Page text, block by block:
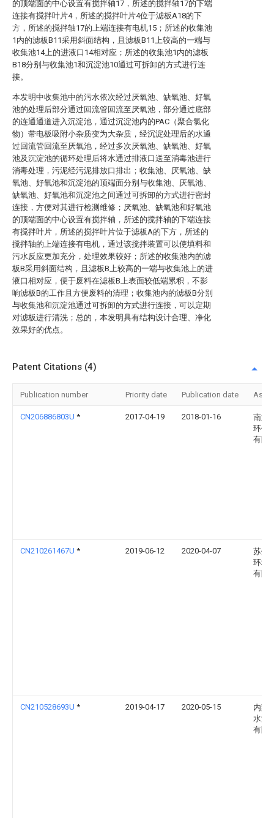
的顶端面的中心设置有搅拌轴17，所述的搅拌轴17的下端
连接有搅拌叶片4，所述的搅拌叶片4位于滤板A18的下
方，所述的搅拌轴17的上端连接有电机15；所述的收集池
1内的滤板B11采用斜面结构，且滤板B11上较高的一端与
收集池14上的进液口14相对应；所述的收集池1内的滤板
B18分别与收集池1和沉淀池10通过可拆卸的方式进行连
接。
本发明中收集池中的污水依次经过厌氧池、缺氧池、好氧
池的处理后部分通过回流管回流至厌氧池，部分通过底部
的连通通道进入沉淀池，通过沉淀池内的PAC（聚合氯化
物）带电板吸附小杂质变为大杂质，经沉淀处理后的水通
过回流管回流至厌氧池，经过多次厌氧池、缺氧池、好氧
池及沉淀池的循环处理后将水通过排液口送至消毒池进行
消毒处理，污泥经污泥排放口排出；收集池、厌氧池、缺
氧池、好氧池和沉淀池的顶端面分别与收集池、厌氧池、
缺氧池、好氧池和沉淀池之间通过可拆卸的方式进行密封
连接，方便对其进行检测维修；厌氧池、缺氧池和好氧池
的顶端面的中心设置有搅拌轴，所述的搅拌轴的下端连接
有搅拌叶片，所述的搅拌叶片位于滤板A的下方，所述的
搅拌轴的上端连接有电机，通过该搅拌装置可以使填料和
污水反应更加充分，处理效果较好；所述的收集池内的滤
板B采用斜面结构，且滤板B上较高的一端与收集池上的进
液口相对应，便于废料在滤板B上表面较低端累积，不影
响滤板B的工作且方便废料的清理；收集池内的滤板B分别
与收集池和沉淀池通过可拆卸的方式进行连接，可以定期
对滤板进行清洗；总的，本发明具有结构设计合理、净化
效果好的优点。
Patent Citations (4)
Publication number Priority date Publication date
CN206886803U * 2017-04-19 2018-01-16
南通
环保
有限
CN210261467U * 2019-06-12 2020-04-07
苏州
环境
有限
CN210528693U * 2019-04-17 2020-05-15
内蒙
水源
有限